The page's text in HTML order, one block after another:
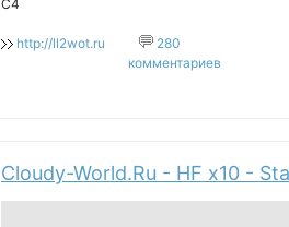
C4
http://ll2wot.ru
280
комментариев
Cloudy-World.Ru - HF x10 -